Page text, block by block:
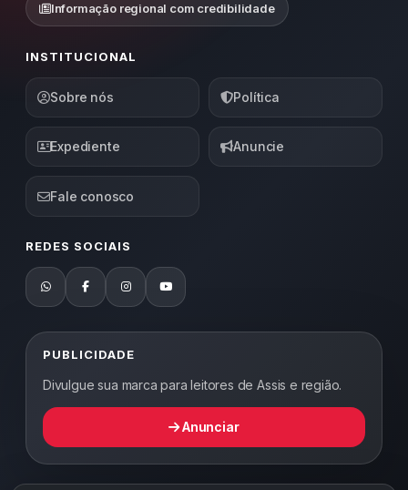
Informação regional com credibilidade
INSTITUCIONAL
Sobre nós Política
Expediente Anuncie
Fale conosco
REDES SOCIAIS
PUBLICIDADE
Divulgue sua marca para leitores de Assis e região.
Anunciar